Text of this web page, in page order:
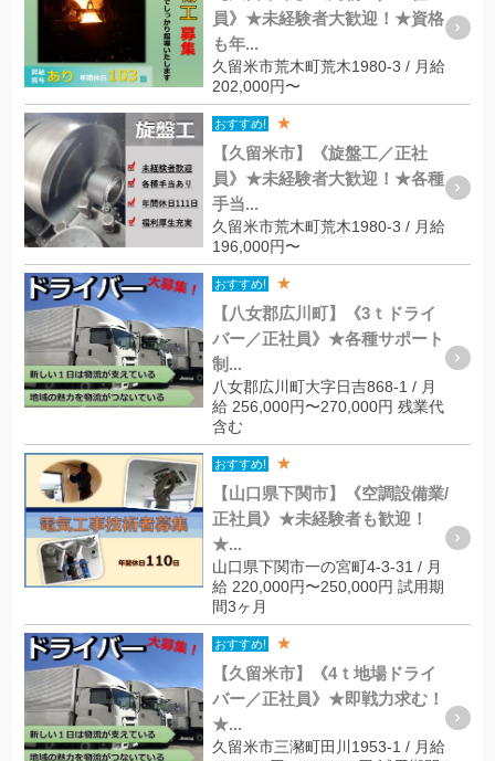
員》★未経験者大歓迎！★資格
も年...
久留米市荒木町荒木1980-3 / 月給
202,000円〜
おすすめ! ★
【久留米市】《旋盤工／正社
員》★未経験者大歓迎！★各種
手当...
久留米市荒木町荒木1980-3 / 月給
196,000円〜
おすすめ! ★
【八女郡広川町】《3ｔドライ
バー／正社員》★各種サポート
制...
八女郡広川町大字日吉868-1 / 月
給 256,000円〜270,000円 残業代
含む
おすすめ! ★
【山口県下関市】《空調設備業/
正社員》★未経験者も歓迎！
★...
山口県下関市一の宮町4-3-31 / 月
給 220,000円〜250,000円 試用期
間3ヶ月
おすすめ! ★
【久留米市】《4ｔ地場ドライ
バー／正社員》★即戦力求む！
★...
久留米市三瀦町田川1953-1 / 月給